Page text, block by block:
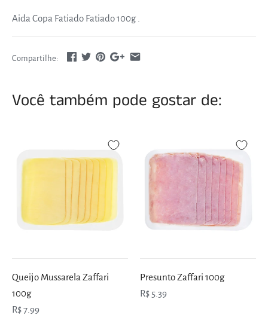
Aida Copa Fatiado Fatiado 100g.
Compartilhe:
Você também pode gostar de:
Queijo Mussarela Zaffari
100g
R$ 7.99
Presunto Zaffari 100g
R$ 5.39